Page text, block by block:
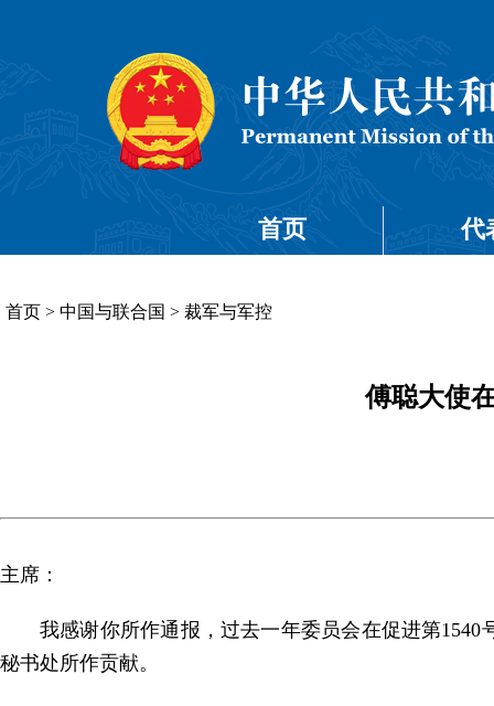
首页 代
首页 > 中国与联合国 > 裁军与军控
傅聪大使
主席：
我感谢你所作通报，过去一年委员会在促进第
秘书处所作贡献。